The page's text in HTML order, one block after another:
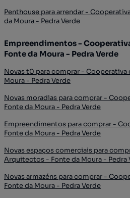
Penthouse para arrendar -
da Moura - Pedra Verde
Empreendimentos -
Fonte da Moura - Pedra Verde
Novas t0 para comprar -
Moura - Pedra Verde
Novas moradias para comprar -
Fonte da Moura - Pedra Verde
Empreendimentos para comprar -
Fonte da Moura - Pedra Verde
Novas espaços comerciais para
Arquitectos - Fonte da Moura - Pedra
Novas armazéns para comprar -
Fonte da Moura - Pedra Verde